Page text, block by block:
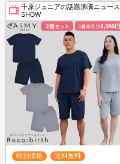
千原ジュニアの話題沸騰ニュース
SHOW
特別価格 送料無料